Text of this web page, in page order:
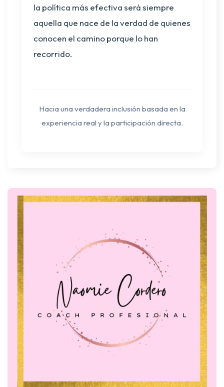
la política más efectiva será siempre
aquella que nace de la verdad de quienes
conocen el camino porque lo han
recorrido.
Hacia una verdadera inclusión basada en la
experiencia real y la participación directa.